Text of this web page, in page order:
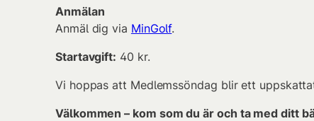
Anmälan
Anmäl dig via MinGolf.
Startavgift: 40 kr.
Vi hoppas att Medlemssöndag blir ett
Välkommen – kom som du är och ta med ditt